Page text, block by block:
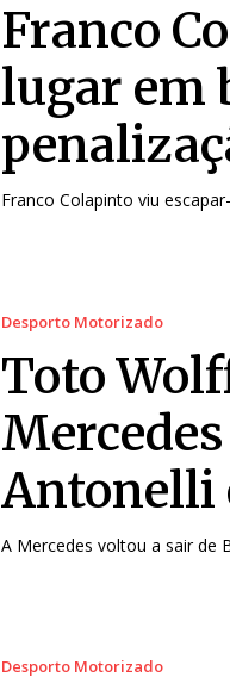
Franco
lugar em
Franco Colapinto viu
Desporto Motorizado
Toto
Antonelli
A Mercedes voltou a sair de
Desporto Motorizado